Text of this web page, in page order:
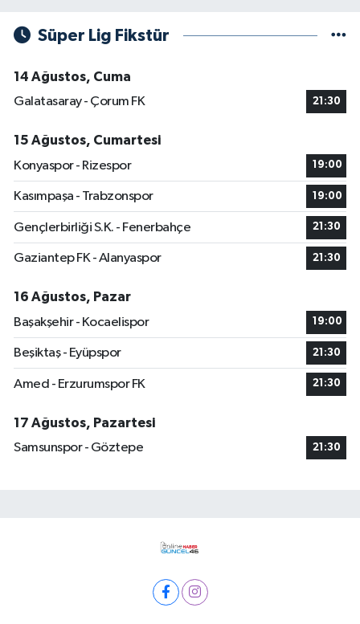
Süper Lig Fikstür
14 Ağustos, Cuma
Galatasaray - Çorum FK
21:30
15 Ağustos, Cumartesi
Konyaspor - Rizespor
19:00
Kasımpaşa - Trabzonspor 19:00
Gençlerbirliği S.K. - Fenerbahçe 21:30
Gaziantep FK - Alanyaspor 21:30
16 Ağustos, Pazar
Başakşehir - Kocaelispor
19:00
Beşiktaş - Eyüpspor 21:30
Amed - Erzurumspor FK 21:30
17 Ağustos, Pazartesi
Samsunspor - Göztepe
21:30